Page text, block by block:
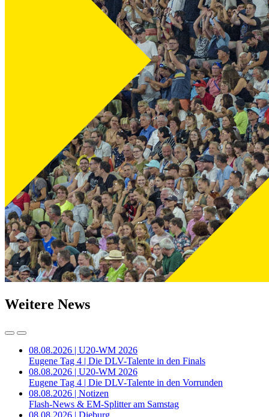
Weitere News
08.08.2026 | U20-WM 2026
Eugene Tag 4 | Die DLV-Talente in den Finals
08.08.2026 | U20-WM 2026
Eugene Tag 4 | Die DLV-Talente in den Vorrunden
08.08.2026 | Notizen
Flash-News & EM-Splitter am Samstag
08.08.2026 | Dieburg